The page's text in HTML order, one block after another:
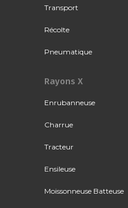
Transport
Récolte
Pneumatique
Rayons X
Enrubanneuse
Charrue
Tracteur
Ensileuse
Moissonneuse Batteuse